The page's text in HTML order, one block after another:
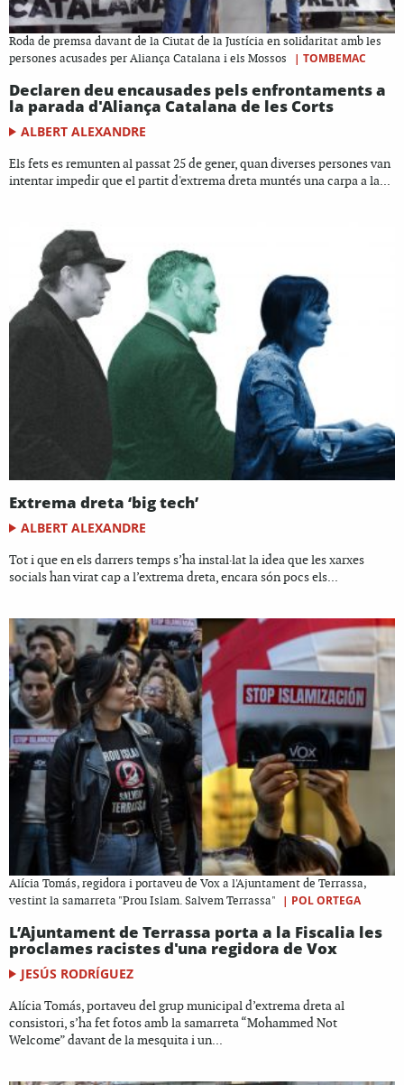
Roda de premsa davant de la Ciutat de la Justícia en solidaritat amb les
persones acusades per Aliança Catalana i els Mossos
| TOMBEMAC
Declaren deu encausades pels enfrontaments a
la parada d'Aliança Catalana de les Corts
ALBERT ALEXANDRE
Els fets es remunten al passat 25 de gener, quan diverses persones van
intentar impedir que el partit d'extrema dreta muntés una carpa a la...
Extrema dreta ‘big tech’
ALBERT ALEXANDRE
Tot i que en els darrers temps s’ha instal·lat la idea que les xarxes
socials han virat cap a l’extrema dreta, encara són pocs els...
Alícia Tomás, regidora i portaveu de Vox a l'Ajuntament de Terrassa,
vestint la samarreta "Prou Islam. Salvem Terrassa"
| POL ORTEGA
L’Ajuntament de Terrassa porta a la Fiscalia les
proclames racistes d'una regidora de Vox
JESÚS RODRÍGUEZ
Alícia Tomás, portaveu del grup municipal d’extrema dreta al
consistori, s’ha fet fotos amb la samarreta “Mohammed Not
Welcome” davant de la mesquita i un...